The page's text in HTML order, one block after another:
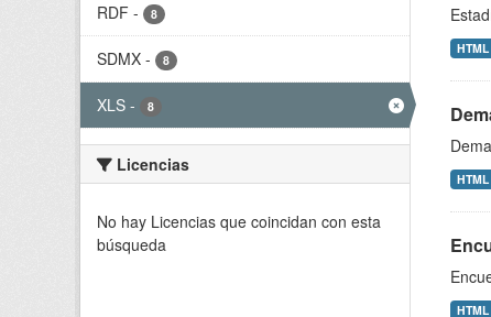
RDF - 8
SDMX - 8
XLS - 8
Licencias
No hay Licencias que coincidan con esta
búsqueda
HTML
HTML
HTML